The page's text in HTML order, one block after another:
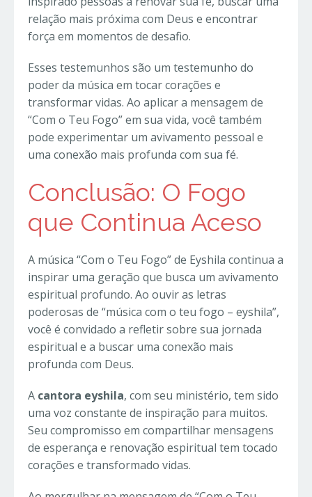
relação mais próxima com Deus e encontrar
força em momentos de desafio.
Esses testemunhos são um testemunho do
poder da música em tocar corações e
transformar vidas. Ao aplicar a mensagem de
“Com o Teu Fogo” em sua vida, você também
pode experimentar um avivamento pessoal e
uma conexão mais profunda com sua fé.
Conclusão: O Fogo
que Continua Aceso
A música “Com o Teu Fogo” de Eyshila continua a
inspirar uma geração que busca um avivamento
espiritual profundo. Ao ouvir as letras
poderosas de “música com o teu fogo – eyshila”,
você é convidado a refletir sobre sua jornada
espiritual e a buscar uma conexão mais
profunda com Deus.
A cantora eyshila, com seu ministério, tem sido
uma voz constante de inspiração para muitos.
Seu compromisso em compartilhar mensagens
de esperança e renovação espiritual tem tocado
corações e transformado vidas.